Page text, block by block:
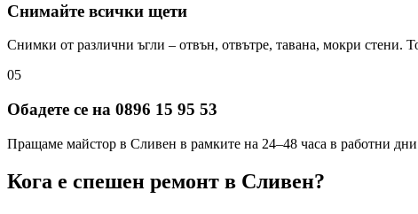
Снимайте всички щети
Снимки от различни ъгли – отвън, отвътре, тавана, мокри стени.
05
Обадете се на 0896 15 95 53
Пращаме майстор в Сливен в рамките на 24–48 часа в работни
Кога е спешен ремонт в Сливен?